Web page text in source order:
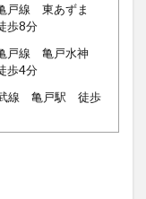
戸線 東あずま
歩8分
戸線 亀戸水神
歩4分
武線 亀戸駅 徒歩